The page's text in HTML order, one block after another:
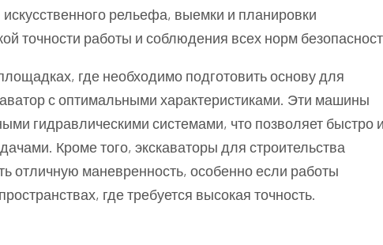
рельефа, выемки и планировки
точности работы и соблюдения всех норм
где необходимо подготовить основу для
с оптимальными характеристиками. Эти машины
гидравлическими системами, что позволяет быстро и
Кроме того, экскаваторы для строительства
отличную маневренность, особенно если работы
где требуется высокая точность.